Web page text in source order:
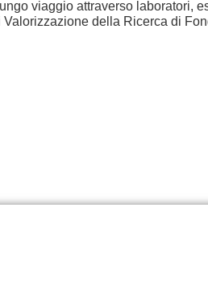
viaggio attraverso
della Ricerca di